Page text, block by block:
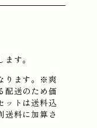
す。
ります。※爽
配送のため価
ットは送料込
送料に加算さ